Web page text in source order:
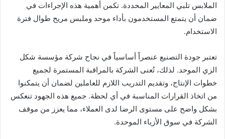
الملابس تلبي المعايير المحددة. تكمن أهمية هذه الإجراءات في
ضمان أن يتمتع المستخدمون بأداء موحد وملبس مريح طوال فترة
الاستخدام.
تعتبر جودة التصنيع عنصراً أساسياً في نجاح شركة مؤسسة شكل
الزي الموحد. لذلك، تُعنى الشركة بالمراقبة المستمرة لجميع
خطوات الإنتاج، وتقديم التدريب اللازم للعاملين لضمان أن يتمكنوا
من اتخاذ القرارات المناسبة في أي لحظة. جميع هذه الجهود تنعكس
بشكل واضح على مستوى الرضا لدى العملاء، مما يعزز من موقف
الشركة في سوق الأزياء الموحدة.